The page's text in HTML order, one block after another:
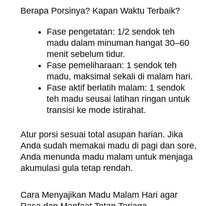
Berapa Porsinya? Kapan Waktu Terbaik?
Fase pengetatan: 1/2 sendok teh
madu dalam minuman hangat 30–60
menit sebelum tidur.
Fase pemeliharaan: 1 sendok teh
madu, maksimal sekali di malam hari.
Fase aktif berlatih malam: 1 sendok
teh madu seusai latihan ringan untuk
transisi ke mode istirahat.
Atur porsi sesuai total asupan harian. Jika
Anda sudah memakai madu di pagi dan sore,
Anda menunda madu malam untuk menjaga
akumulasi gula tetap rendah.
Cara Menyajikan Madu Malam Hari agar